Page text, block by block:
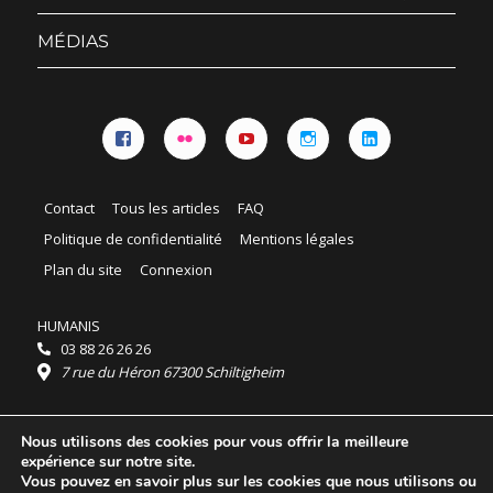
sous-
MÉDIAS
Contact Tous les articles
FAQ
Politique de confidentialité
Mentions légales
Plan du site
Connexion
HUMANIS
03 88 26 26 26
7 rue du Héron 67300 Schiltigheim
Horaires :
HUMANIS : du lundi au vendredi 9h - 18h
Ordidocaz : du lundi au vendredi 8h - 19h
Nous utilisons des cookies pour vous offrir la meilleure
expérience sur notre site.
Vous pouvez en savoir plus sur les cookies que nous utilisons ou